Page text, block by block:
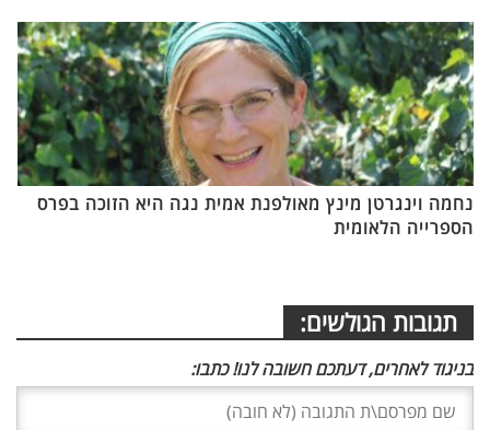
נחמה וינגרטן מינץ מאולפנת אמית נגה היא הזוכה בפרס
הספרייה הלאומית
תגובות הגולשים:
בניגוד לאחרים, דעתכם חשובה לנו! כתבו: